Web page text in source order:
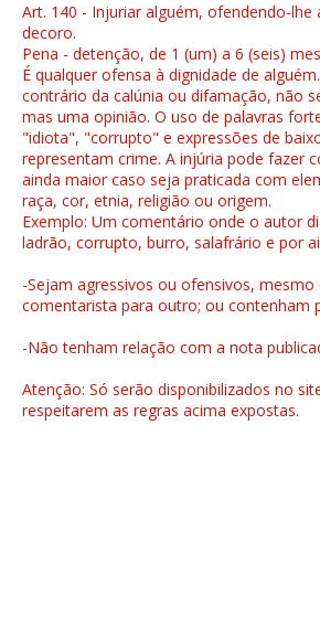
Art. 140 - Injuriar alguém, ofendendo-lhe
decoro.
Pena - detenção, de 1 (um) a 6 (seis)
É qualquer ofensa à dignidade de
contrário da calúnia ou difamação, não
mas uma opinião. O uso de palavras
"idiota", "corrupto" e expressões de
representam crime. A injúria pode fazer
ainda maior caso seja praticada com
raça, cor, etnia, religião ou origem.
Exemplo: Um comentário onde o autor
ladrão, corrupto, burro, salafrário e por ai
-Sejam agressivos ou ofensivos, mesmo
comentarista para outro; ou contenham
-Não tenham relação com a nota
Atenção: Só serão disponibilizados no
respeitarem as regras acima expostas.